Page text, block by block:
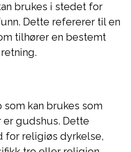
brukes i stedet for
Dette refererer til en
tilhører en bestemt
kan brukes som
gudshus. Dette
for religiøs dyrkelse,